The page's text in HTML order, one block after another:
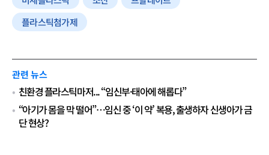
플라스틱첨가제
관련 뉴스
친환경 플라스틱마저... “임신부·태아에 해롭다”
“아기가 몸을 막 떨어”…임신 중 ‘이 약’ 복용, 출생하자 신생아가 금
단 현상?